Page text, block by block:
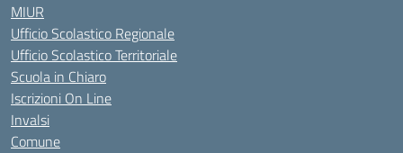
MIUR
Ufficio Scolastico Regionale
Ufficio Scolastico Territoriale
Scuola in Chiaro
Iscrizioni On Line
Invalsi
Comune